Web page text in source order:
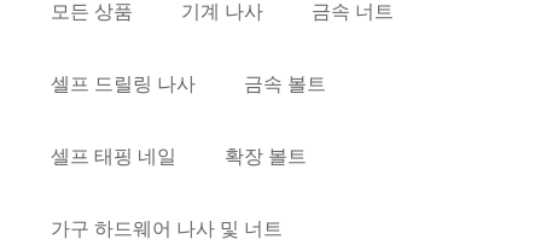
모든 상품 기계 나사 금속 너트
셀프 드릴링 나사 금속 볼트
셀프 태핑 네일 확장 볼트
가구 하드웨어 나사 및 너트